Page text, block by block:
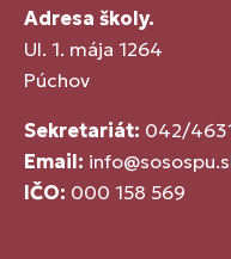
Adresa školy.
Ul. 1. mája 1264
Púchov
Sekretariát: 042/
Email:
IČO: 000 158 569